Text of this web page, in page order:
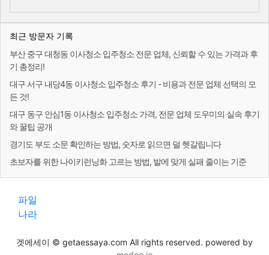
최근 방문자 기록
부산 중구 대청동 이사청소 입주청소 전문 업체, 신뢰할 수 있는 가격과 후
기 총정리!
대구 서구 내당4동 이사청소 입주청소 후기 - 비용과 전문 업체 선택의 모
든 것!
대구 동구 안심1동 이사청소 입주청소 가격, 전문 업체 도우미의 실속 후기
와 꿀팁 공개
경기도 부도 소문 확인하는 방법, 숫자로 읽으면 덜 헷갈립니다
초보자를 위한 나이키런닝화 고르는 방법, 발에 맞게 실패 줄이는 기준
파일
나라
겟에세이 © getaessaya.com All rights reserved. powered by